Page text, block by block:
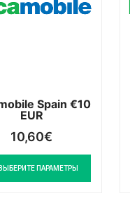
Spain €10
EUR
10,60€
ВЫБЕРИТЕ ПАРАМЕТРЫ